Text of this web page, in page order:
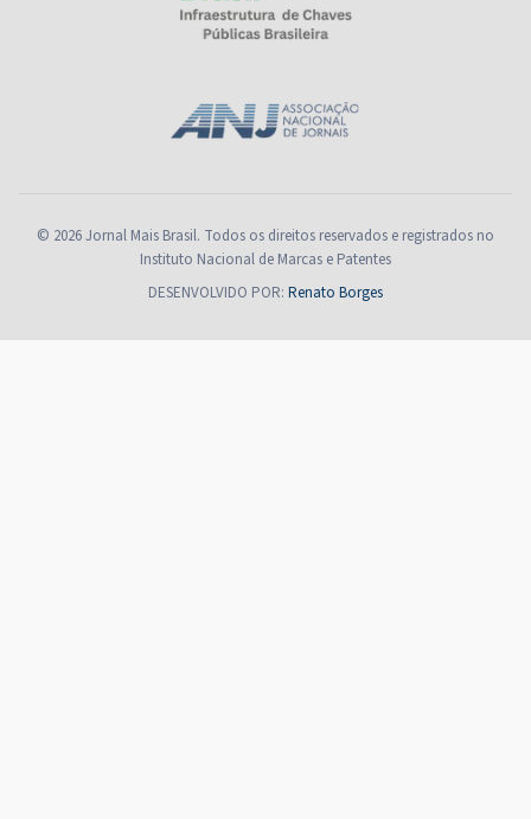
© 2026 Jornal Mais Brasil. Todos os direitos reservados e registrados no
Instituto Nacional de Marcas e Patentes
DESENVOLVIDO POR: Renato Borges